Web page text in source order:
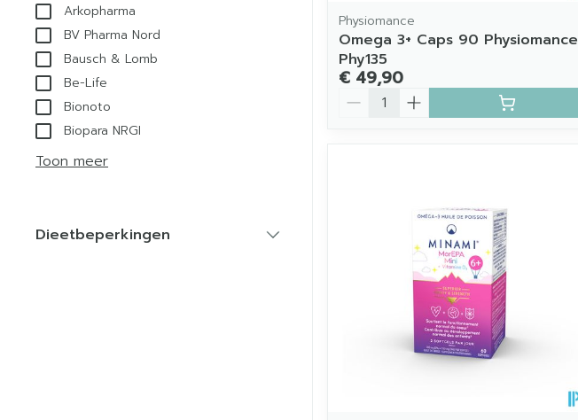
Arkopharma
BV Pharma Nord
Bausch & Lomb
Be-Life
Bionoto
Biopara NRGI
Toon meer
Dieetbeperkingen
Physiomance
Omega 3+ Caps 90 Physiomance
Phy135
€ 49,90
Aantal